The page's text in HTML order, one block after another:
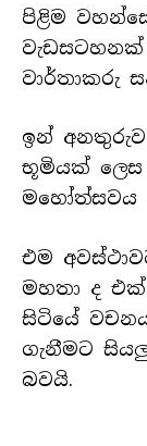
පිළිම
වාර්තාකරු
ඉන්
භූමියක් ලෙස
මහෝත්සවය
එම
මහතා ද
සිටියේ
ගැනීමට
බවයි.